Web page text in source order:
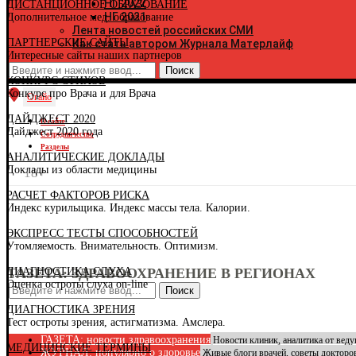
ДИСТАНЦИОННОЕ ОБРАЗОВАНИЕ
Дополнительное мед. образование
ПАРТНЕРСКИЕ САЙТЫ
Интересные сайты наших партнеров
КОНКУРС СТИХОВ
Конкурс про Врача и для Врача
ДАЙДЖЕСТ 2020
Дайджест 2020 года
АНАЛИТИЧЕСКИЕ ДОКЛАДЫ
Доклады из области медицины
РАСЧЕТ ФАКТОРОВ РИСКА
Индекс курильщика. Индекс массы тела. Калории.
ЭКСПРЕСС ТЕСТЫ СПОСОБНОСТЕЙ
Утомляемость. Внимательность. Оптимизм.
ДИАГНОСТИКА СЛУХА
Оценка остроты слуха on-line
ДИАГНОСТИКА ЗРЕНИЯ
Тест остроты зрения, астигматизма. Амслера.
МЕДИЦИНСКИЕ ТЕРМИНЫ
НГ 2022
НГ 2021
Лента новостей российских СМИ
Как стать автором Журнала Матерлайф
Огайо
О сайте
Сотрудничество
Разделы
18+
ГАЗЕТА: ЗДРАВООХРАНЕНИЕ В РЕГИОНАХ
Поиск
ГАЗЕТА: новости здравоохранения Новости клиник, аналитика от
ЖУРНАЛ: популярно о здоровье Живые блоги врачей, советы